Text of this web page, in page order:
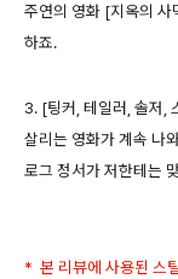
주연의 영화 [지옥의
하죠.
3. [팅커, 테일러, 솔저,
살리는 영화가 계속 나
로그 정서가 저한테는
* 본 리뷰에 사용된 스